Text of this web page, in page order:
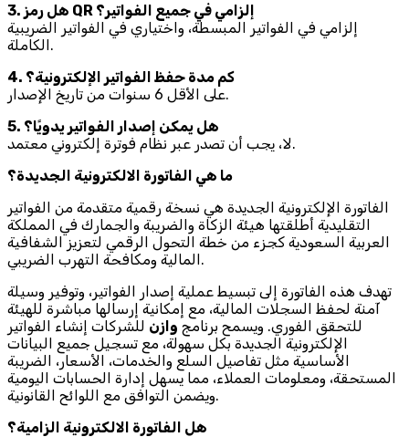
3. هل رمز QR إلزامي في جميع الفواتير؟
إلزامي في الفواتير المبسطة، واختياري في الفواتير الضريبية
الكاملة.
4. كم مدة حفظ الفواتير الإلكترونية؟
على الأقل 6 سنوات من تاريخ الإصدار.
5. هل يمكن إصدار الفواتير يدويًا؟
لا، يجب أن تصدر عبر نظام فوترة إلكتروني معتمد.
ما هي الفاتورة الالكترونية الجديدة؟
الفاتورة الإلكترونية الجديدة هي نسخة رقمية متقدمة من الفواتير
التقليدية أطلقتها هيئة الزكاة والضريبة والجمارك في المملكة
العربية السعودية كجزء من خطة التحول الرقمي لتعزيز الشفافية
المالية ومكافحة التهرب الضريبي.
تهدف هذه الفاتورة إلى تبسيط عملية إصدار الفواتير، وتوفير وسيلة
آمنة لحفظ السجلات المالية، مع إمكانية إرسالها مباشرة للهيئة
للتحقق الفوري. ويسمح برنامج وازن للشركات إنشاء الفواتير
الإلكترونية الجديدة بكل سهولة، مع تسجيل جميع البيانات
الأساسية مثل تفاصيل السلع والخدمات، الأسعار، الضريبة
المستحقة، ومعلومات العملاء، مما يسهل إدارة الحسابات اليومية
ويضمن التوافق مع اللوائح القانونية.
هل الفاتورة الالكترونية الزامية؟